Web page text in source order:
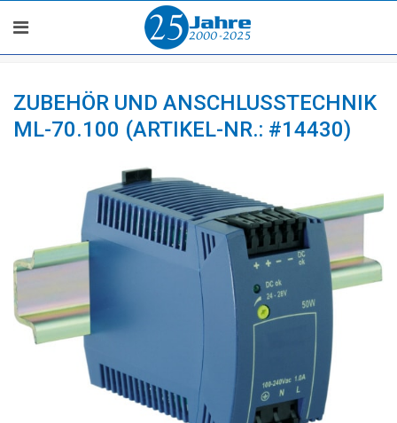
ZUBEHÖR UND ANSCHLUSSTECHNIK
ML-70.100 (ARTIKEL-NR.: #14430)